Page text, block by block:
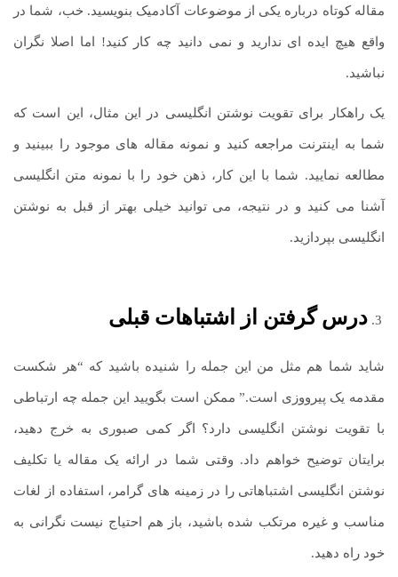
مقاله کوتاه درباره یکی از موضوعات آکادمیک بنویسید. خب، شما در
واقع هیچ ایده ای ندارید و نمی دانید چه کار کنید! اما اصلا نگران
نباشید.
یک راهکار برای تقویت نوشتن انگلیسی در این مثال، این است که
شما به اینترنت مراجعه کنید و نمونه مقاله های موجود را ببینید و
مطالعه نمایید. شما با این کار، ذهن خود را با نمونه متن انگلیسی
آشنا می کنید و در نتیجه، می توانید خیلی بهتر از قبل به نوشتن
انگلیسی بپردازید.
درس گرفتن از اشتباهات قبلی
شاید شما هم مثل من این جمله را شنیده باشید که “هر شکست
مقدمه یک پیرووزی است.” ممکن است بگویید این جمله چه ارتباطی
با تقویت نوشتن انگلیسی دارد؟ اگر کمی صبوری به خرج دهید،
برایتان توضیح خواهم داد. وقتی شما در ارائه یک مقاله یا تکلیف
نوشتن انگلیسی اشتباهاتی را در زمینه های گرامر، استفاده از لغات
مناسب و غیره مرتکب شده باشید، باز هم احتیاج نیست نگرانی به
خود راه دهید.